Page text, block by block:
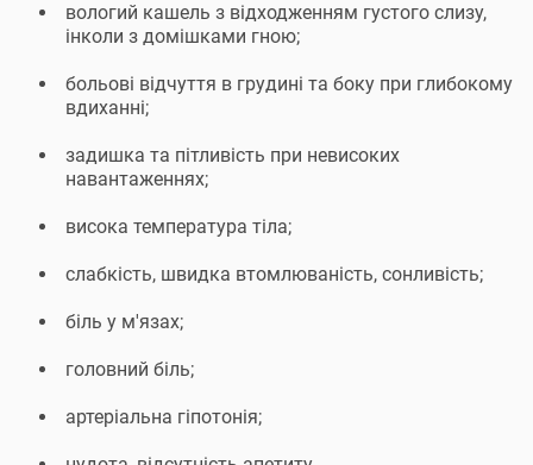
вологий кашель з відходженням густого слизу,
інколи з домішками гною;
больові відчуття в грудині та боку при глибокому
вдиханні;
задишка та пітливість при невисоких
навантаженнях;
висока температура тіла;
слабкість, швидка втомлюваність, сонливість;
біль у м'язах;
головний біль;
артеріальна гіпотонія;